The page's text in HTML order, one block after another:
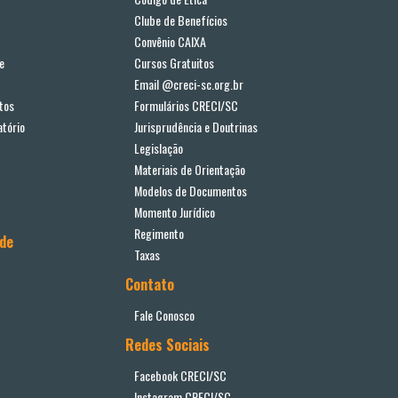
Clube de Benefícios
Convênio CAIXA
Cursos Gratuitos
Email @creci-sc.org.br
Formulários CRECI/SC
Jurisprudência e Doutrinas
Legislação
Materiais de Orientação
Modelos de Documentos
Momento Jurídico
Regimento
Taxas
Contato
Fale Conosco
Redes Sociais
Facebook CRECI/SC